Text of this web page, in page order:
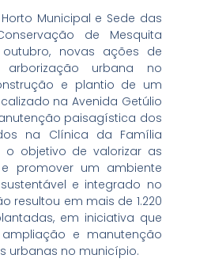
Municipal e Sede das
de Mesquita
outubro, novas ações de
urbana no
e plantio de um
na Avenida Getúlio
paisagística dos
na Clínica da Família
o objetivo de valorizar as
promover um ambiente
e integrado no
resultou em mais de 1.220
em iniciativa que
e manutenção
urbanas no município.